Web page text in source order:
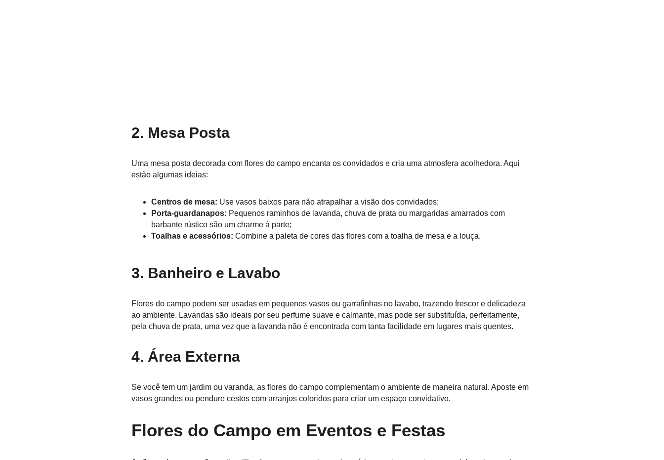
2. Mesa Posta
Uma mesa posta decorada com flores do campo encanta os convidados e cria uma atmosfera acolhedora. Aqui
estão algumas ideias:
Centros de mesa: Use vasos baixos para não atrapalhar a visão dos convidados;
Porta-guardanapos: Pequenos raminhos de lavanda, chuva de prata ou margaridas amarrados com
barbante rústico são um charme à parte;
Toalhas e acessórios: Combine a paleta de cores das flores com a toalha de mesa e a louça.
3. Banheiro e Lavabo
Flores do campo podem ser usadas em pequenos vasos ou garrafinhas no lavabo, trazendo frescor e delicadeza
ao ambiente. Lavandas são ideais por seu perfume suave e calmante, mas pode ser substituída, perfeitamente,
pela chuva de prata, uma vez que a lavanda não é encontrada com tanta facilidade em lugares mais quentes.
4. Área Externa
Se você tem um jardim ou varanda, as flores do campo complementam o ambiente de maneira natural. Aposte em
vasos grandes ou pendure cestos com arranjos coloridos para criar um espaço convidativo.
Flores do Campo em Eventos e Festas